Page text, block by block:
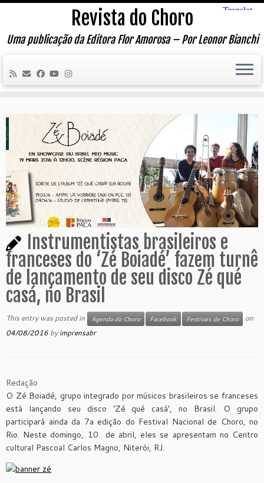
Skip
content
Revista do Choro
Uma publicação da Editora Flor Amorosa – Por Leonor Bianchi
Instrumentistas brasileiros e
franceses do ‘Zé Boiadé’ fazem turnê
de lançamento de seu disco Zé qué
casá, no Brasil
This entry was posted in Agenda do Choro Facebook Festivais de Choro
on
04/08/2016 byimprensabr
Redação
O Zé Boiadé, grupo integrado por músicos brasileiros se franceses
está lançando seu disco ‘Zé qué casá’, no Brasil. O grupo
participará ainda da 7a edição do Festival Nacional de Choro, no
Rio. Neste domingo, 10 de abril, eles se apresentam no Centro
cultural Pascoal Carlos Magno, Niterói, RJ.